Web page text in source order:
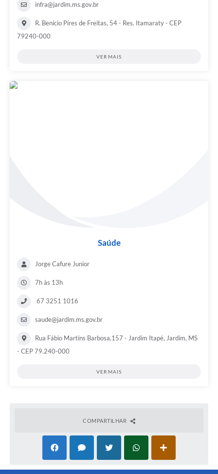
infra@jardim.ms.gov.br
R. Benício Píres de Freitas, 54 - Res. Itamaraty - CEP
79240-000
VER MAIS
Saúde
Jorge Cafure Junior
7h às 13h
67 3251 1016
saude@jardim.ms.gov.br
Rua Fábio Martins Barbosa,157 - Jardim Itapé, Jardim, MS
- CEP 79.240-000
VER MAIS
COMPARTILHAR